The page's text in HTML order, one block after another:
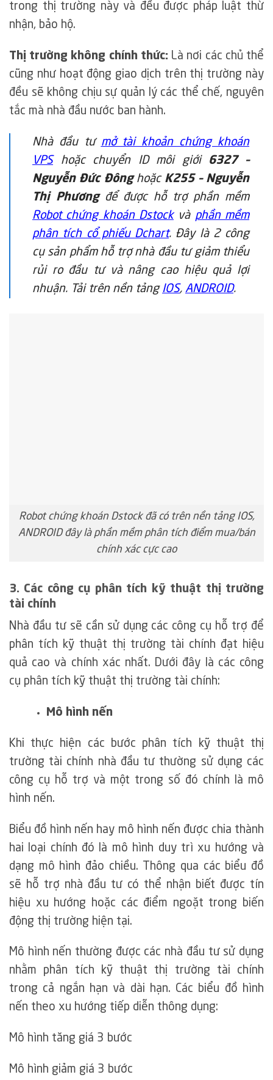
trong thị trường này và đều được pháp luật thừ
nhận, bảo hộ.
Thị trường không chính thức: Là nơi các chủ thể
cũng như hoạt động giao dịch trên thị trường này
đều sẽ không chịu sự quản lý các thể chế, nguyên
tắc mà nhà đầu nước ban hành.
Nhà đầu tư mở tài khoản chứng khoán
VPShoặc chuyển ID môi giới 6327 –
Nguyễn Đức Đônghoặc K255 – Nguyễn
Thị Phươngđể được hỗ trợ phần mềm
Robot chứng khoán Dstockvà phần mềm
phân tích cổ phiếu Dchart. Đây là 2 công
cụ sản phẩm hỗ trợ nhà đầu tư giảm thiểu
rủi ro đầu tư và nâng cao hiệu quả lợi
nhuận. Tải trên nền tảng IOS, ANDROID.
Robot chứng khoán Dstock đã có trên nền tảng IOS,
ANDROID đây là phần mềm phân tích điểm mua/bán
chính xác cực cao
3. Các công cụ phân tích kỹ thuật thị trường
tài chính
Nhà đầu tư sẽ cần sử dụng các công cụ hỗ trợ để
phân tích kỹ thuật thị trường tài chính đạt hiệu
quả cao và chính xác nhất. Dưới đây là các công
cụ phân tích kỹ thuật thị trường tài chính:
Mô hình nến
Khi thực hiện các bước phân tích kỹ thuật thị
trường tài chính nhà đầu tư thường sử dụng các
công cụ hỗ trợ và một trong số đó chính là mô
hình nến.
Biểu đồ hình nến hay mô hình nến được chia thành
hai loại chính đó là mô hình duy trì xu hướng và
dạng mô hình đảo chiều. Thông qua các biểu đồ
sẽ hỗ trợ nhà đầu tư có thể nhận biết được tín
hiệu xu hướng hoặc các điểm ngoặt trong biến
động thị trường hiện tại.
Mô hình nến thường được các nhà đầu tư sử dụng
nhằm phân tích kỹ thuật thị trường tài chính
trong cả ngắn hạn và dài hạn. Các biểu đồ hình
nến theo xu hướng tiếp diễn thông dụng:
Mô hình tăng giá 3 bước
Mô hình giảm giá 3 bước